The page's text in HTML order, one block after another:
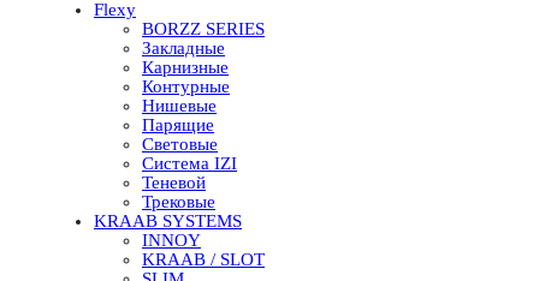
Flexy
BORZZ SERIES
Закладные
Карнизные
Контурные
Нишевые
Парящие
Световые
Система IZI
Теневой
Трековые
KRAAB SYSTEMS
INNOY
KRAAB / SLOT